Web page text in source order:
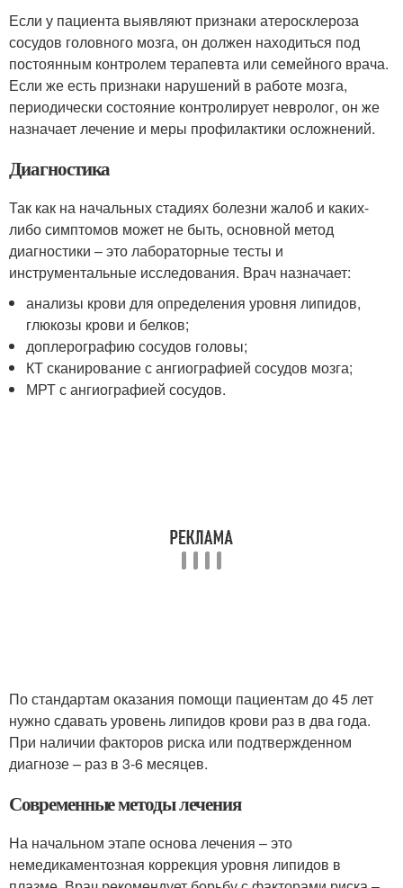
Если у пациента выявляют признаки атеросклероза
сосудов головного мозга, он должен находиться под
постоянным контролем терапевта или семейного врача.
Если же есть признаки нарушений в работе мозга,
периодически состояние контролирует невролог, он же
назначает лечение и меры профилактики осложнений.
Диагностика
Так как на начальных стадиях болезни жалоб и каких-
либо симптомов может не быть, основной метод
диагностики – это лабораторные тесты и
инструментальные исследования. Врач назначает:
анализы крови для определения уровня липидов,
глюкозы крови и белков;
доплерографию сосудов головы;
КТ сканирование с ангиографией сосудов мозга;
МРТ с ангиографией сосудов.
По стандартам оказания помощи пациентам до 45 лет
нужно сдавать уровень липидов крови раз в два года.
При наличии факторов риска или подтвержденном
диагнозе – раз в 3-6 месяцев.
Современные методы лечения
На начальном этапе основа лечения – это
немедикаментозная коррекция уровня липидов в